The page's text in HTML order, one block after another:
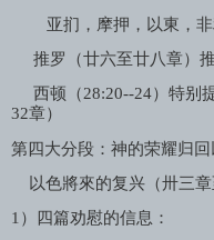
亚扪，摩押，以東，非
推罗（廿六至廿八章）
西顿（28:20--24）特别
32章）
第四大分段：神的荣耀归回
以色將來的复兴（卅三章
1）四篇劝慰的信息：